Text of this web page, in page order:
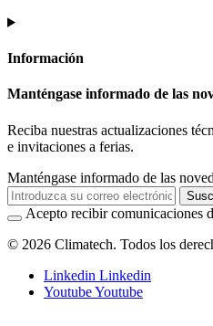
Información
Manténgase informado de las
Reciba nuestras actualizaciones
e invitaciones a ferias.
Manténgase informado de las
Acepto recibir comunicaciones
© 2026 Climatech. Todos los
Linkedin Linkedin
YoutubeYoutube